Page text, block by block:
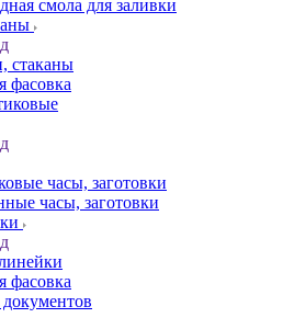
смола для заливки
стаканы
фасовка
часы, заготовки
часы, заготовки
фасовка